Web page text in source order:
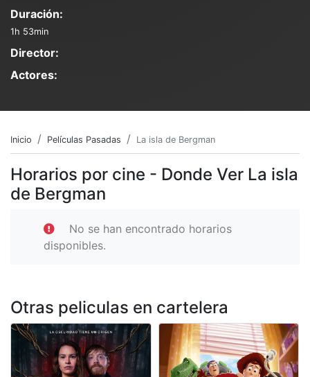
Duración:
1h 53min
Director:
Actores:
Inicio Películas Pasadas La isla de Bergman
Horarios por cine - Donde Ver La isla
de Bergman
No se han encontrado horarios
disponibles.
Otras peliculas en cartelera